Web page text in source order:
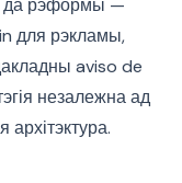
да рэформы —
для рэкламы,
aviso de
незалежна ад
архітэктура.